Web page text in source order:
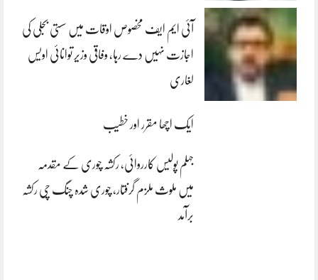
آئی ایم ایف مخصوص اوقات میں سستی بجلی کی
اجازت نہیں دے رہا، وفاقی وزیر توانائی اویس
لغاری
ایک اچھا مقرر اور خطیب
جہلم پولیس کارروائی، رکشہ چوری کے مقدمہ
میں ملوث ملزم گرفتار، چوری شدہ چنگ چی رکشہ
برآمد